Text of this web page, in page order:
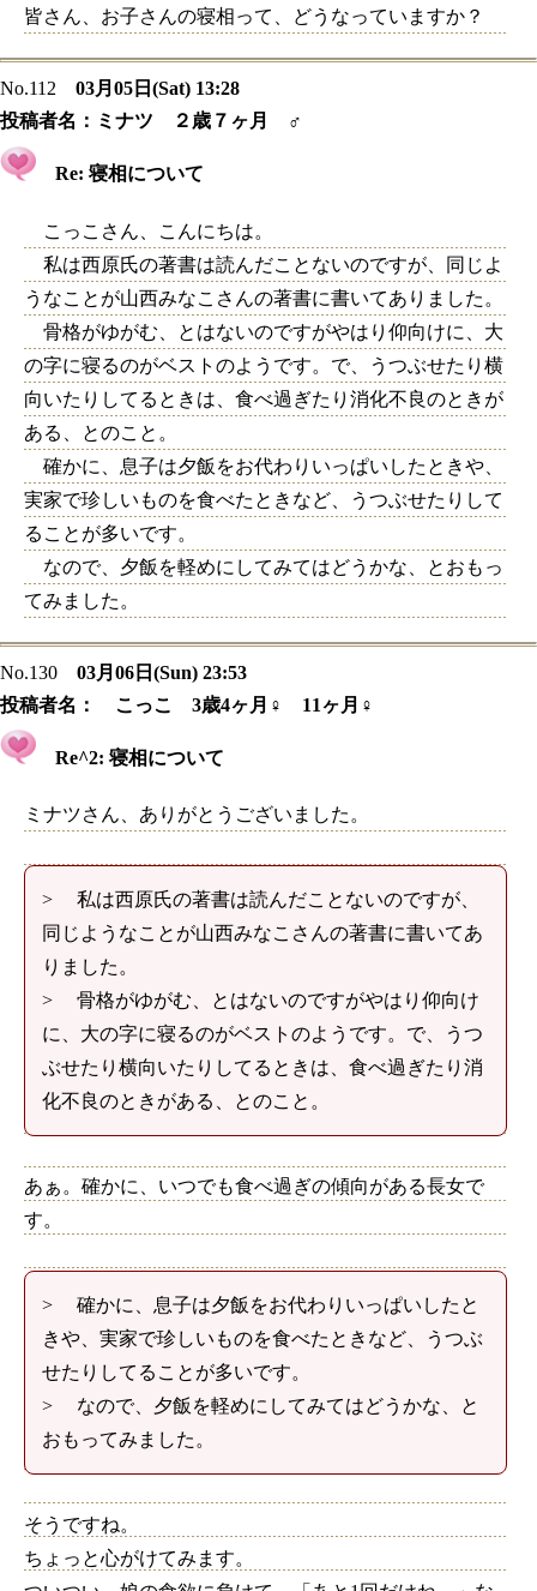
皆さん、お子さんの寝相って、どうなっていますか？
No.112
03月05日(Sat) 13:28
投稿者名： ミナツ ２歳７ヶ月 ♂
Re: 寝相について
こっこさん、こんにちは。
私は西原氏の著書は読んだことないのですが、同じよ
うなことが山西みなこさんの著書に書いてありました。
骨格がゆがむ、とはないのですがやはり仰向けに、大
の字に寝るのがベストのようです。で、うつぶせたり横
向いたりしてるときは、食べ過ぎたり消化不良のときが
ある、とのこと。
確かに、息子は夕飯をお代わりいっぱいしたときや、
実家で珍しいものを食べたときなど、うつぶせたりして
ることが多いです。
なので、夕飯を軽めにしてみてはどうかな、とおもっ
てみました。
No.130
03月06日(Sun) 23:53
投稿者名：
こっこ 3歳4ヶ月♀ 11ヶ月♀
Re^2: 寝相について
ミナツさん、ありがとうございました。
> 私は西原氏の著書は読んだことないのですが、
同じようなことが山西みなこさんの著書に書いてあ
りました。
> 骨格がゆがむ、とはないのですがやはり仰向け
に、大の字に寝るのがベストのようです。で、うつ
ぶせたり横向いたりしてるときは、食べ過ぎたり消
化不良のときがある、とのこと。
あぁ。確かに、いつでも食べ過ぎの傾向がある長女で
す。
> 確かに、息子は夕飯をお代わりいっぱいしたと
きや、実家で珍しいものを食べたときなど、うつぶ
せたりしてることが多いです。
> なので、夕飯を軽めにしてみてはどうかな、と
おもってみました。
そうですね。
ちょっと心がけてみます。